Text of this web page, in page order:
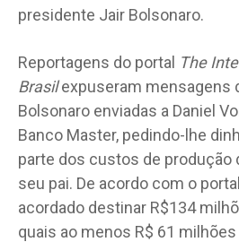
presidente Jair Bolsonaro.
Reportagens do portal The
Brasilexpuseram mensagens
Bolsonaro enviadas a Daniel
Banco Master, pedindo-lhe
parte dos custos de produção
seu pai. De acordo com o
acordado destinar R$134
quais ao menos R$ 61